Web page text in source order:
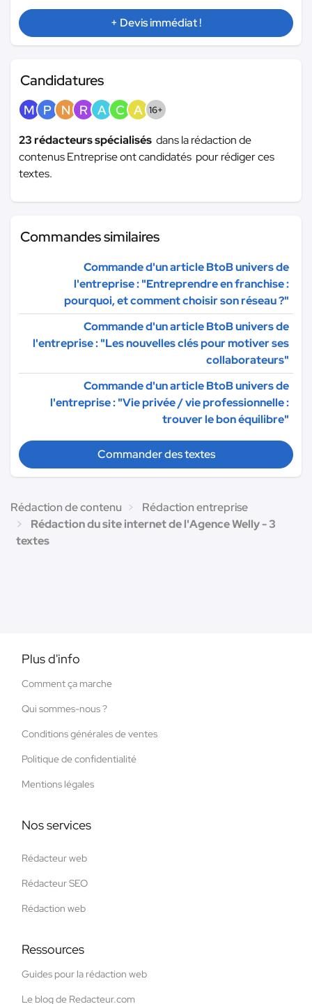
+ Devis immédiat !
Candidatures
M P N R A C A 16+
23 rédacteurs spécialisés dans la rédaction de
contenus Entreprise ont candidatés pour rédiger ces
textes.
Commandes similaires
Commande d'un article BtoB univers de
l'entreprise : "Entreprendre en franchise :
pourquoi, et comment choisir son réseau ?"
Commande d'un article BtoB univers de
l'entreprise : "Les nouvelles clés pour motiver ses
collaborateurs"
Commande d'un article BtoB univers de
l'entreprise : "Vie privée / vie professionnelle :
trouver le bon équilibre"
Commander des textes
Rédaction de contenu
Rédaction entreprise
Rédaction du site internet de l'Agence Welly - 3
textes
Plus d'info
Comment ça marche
Qui sommes-nous ?
Conditions générales de ventes
Politique de confidentialité
Mentions légales
Nos services
Rédacteur web
Rédacteur SEO
Rédaction web
Ressources
Guides pour la rédaction web
Le blog de Redacteur.com